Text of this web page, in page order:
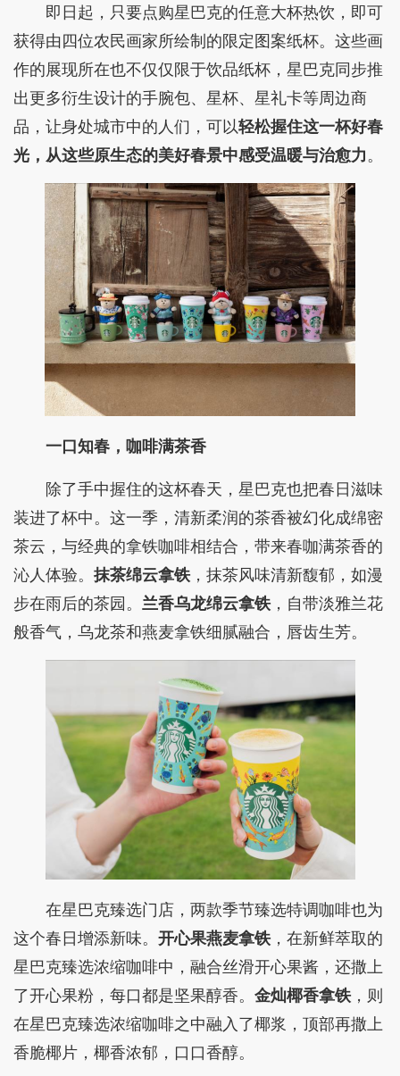
即日起，只要点购星巴克的任意大杯热饮，即可
获得由四位农民画家所绘制的限定图案纸杯。这些画
作的展现所在也不仅仅限于饮品纸杯，星巴克同步推
出更多衍生设计的手腕包、星杯、星礼卡等周边商
品，让身处城市中的人们，可以轻松握住这一杯好春
光，从这些原生态的美好春景中感受温暖与治愈力。
一口知春，咖啡满茶香
除了手中握住的这杯春天，星巴克也把春日滋味
装进了杯中。这一季，清新柔润的茶香被幻化成绵密
茶云，与经典的拿铁咖啡相结合，带来春咖满茶香的
沁人体验。 抹茶绵云拿铁，抹茶风味清新馥郁，如漫
步在雨后的茶园。 兰香乌龙绵云拿铁，自带淡雅兰花
般香气，乌龙茶和燕麦拿铁细腻融合，唇齿生芳。
在星巴克臻选门店，两款季节臻选特调咖啡也为
这个春日增添新味。 开心果燕麦拿铁，在新鲜萃取的
星巴克臻选浓缩咖啡中，融合丝滑开心果酱，还撒上
了开心果粉，每口都是坚果醇香。 金灿椰香拿铁，则
在星巴克臻选浓缩咖啡之中融入了椰浆，顶部再撒上
香脆椰片，椰香浓郁，口口香醇。